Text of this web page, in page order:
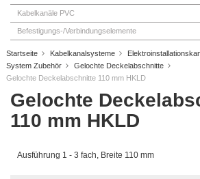
Kabelkanäle PVC
Befestigungs-/Verbindungselemente
Startseite Kabelkanalsysteme
System Zubehör
Gelochte Deckelabschnitte
Gelochte Deckelabschnitte 110 mm HKLD
Gelochte
110 mm HKLD
Ausführung 1 - 3 fach, Breite 110 mm